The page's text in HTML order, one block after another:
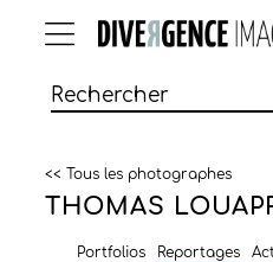
<< Tous les photographes
THOMAS
Portfolios Reportages